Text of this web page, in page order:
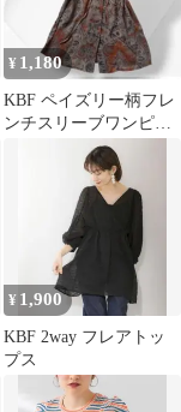
¥ 1,180
KBF ペイズリー柄フレ
ンチスリーブワンピー
ス ロングジレ 2way ブ
¥ 1,900
KBF 2way フレアトッ
プス